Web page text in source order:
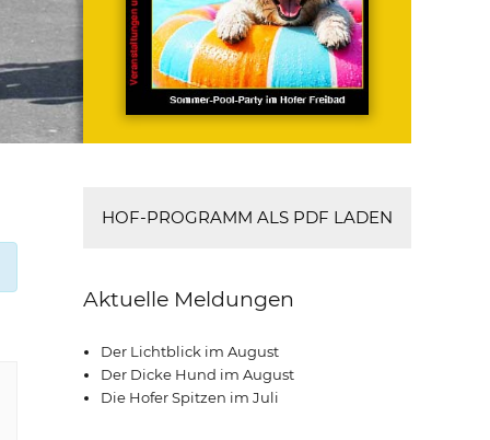
HOF-PROGRAMM ALS PDF LADEN
Aktuelle Meldungen
Der Lichtblick im August
Der Dicke Hund im August
Die Hofer Spitzen im Juli